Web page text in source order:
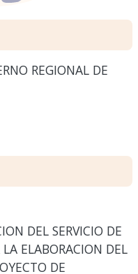
REGIONAL DE
DEL SERVICIO DE
ELABORACION DEL
DE